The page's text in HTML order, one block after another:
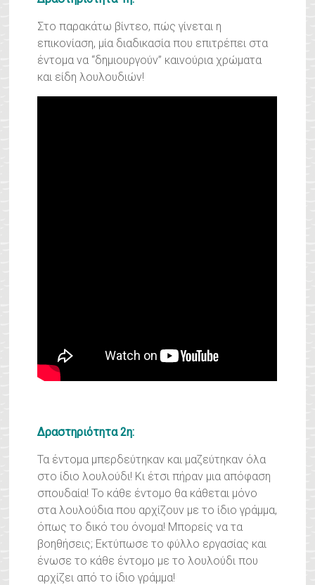
Στο παρακάτω βίντεο, πώς γίνεται η
επικονίαση, μία διαδικασία που επιτρέπει στα
έντομα να “δημιουργούν” καινούρια χρώματα
και είδη λουλουδιών!
Δραστηριότητα 2η:
Τα έντομα μπερδεύτηκαν και μαζεύτηκαν όλα
στο ίδιο λουλούδι! Κι έτσι πήραν μια απόφαση
σπουδαία! Το κάθε έντομο θα κάθεται μόνο
στα λουλούδια που αρχίζουν με το ίδιο γράμμα,
όπως το δικό του όνομα! Μπορείς να τα
βοηθήσεις; Εκτύπωσε το φύλλο εργασίας και
ένωσε το κάθε έντομο με το λουλούδι που
αρχίζει από το ίδιο γράμμα!